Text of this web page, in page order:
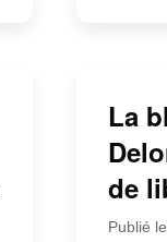
La
de
Publié